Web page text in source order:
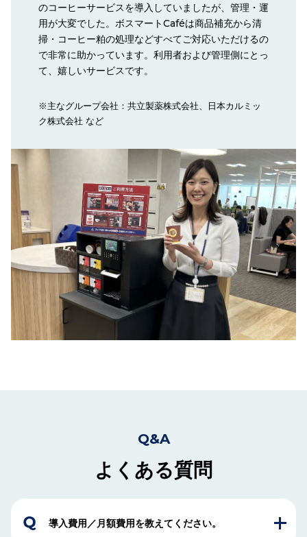
のコーヒーサービスを導入していましたが、管理・運
用が大変でした。ボスマートCaféは商品補充から清
掃・コーヒー粕の処理などすべてご対応いただけるの
で非常に助かっています。利用者および管理側にとっ
て、嬉しいサービスです。
※主なグループ会社：共立製薬株式会社、日本カルミッ
ク株式会社 など
Q&A
よくある質問
導入費用／月額費用を教えてください。